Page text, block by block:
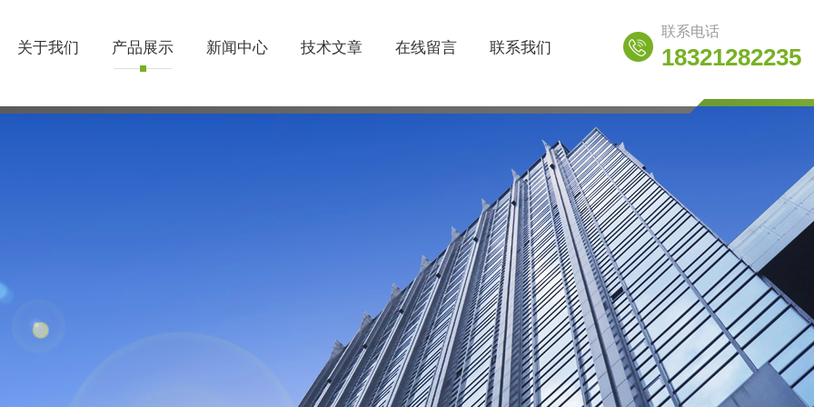
关于我们 产品展示 新闻中心 技术文章 在线留言 联系我们
联系电话
18321282235